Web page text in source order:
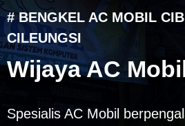
# BENGKEL AC MOBIL
CILEUNGSI
Wijaya AC Mobil
Spesialis AC Mobil